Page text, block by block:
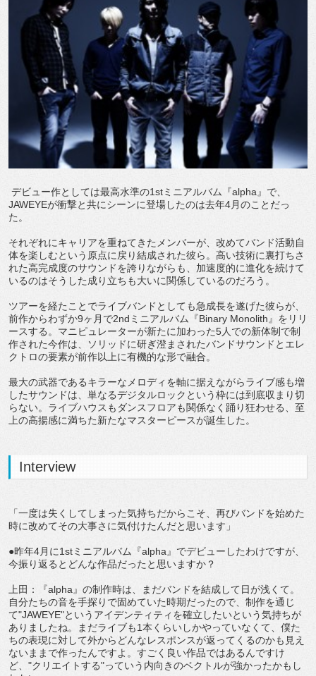
デビュー作としては最高水準の1stミニアルバム『alpha』で、
JAWEYEが衝撃と共にシーンに登場したのは去年4月のことだっ
た。
それぞれにキャリアを重ねてきたメンバーが、改めてバンド活動自
体を楽しむという原点に戻り結成された彼ら。高い技術に裏打ちさ
れた高完成度のサウンドを誇りながらも、加速度的に進化を続けて
いるのはそうした成り立ちも大いに関係しているのだろう。
ツアーを経たことでライブバンドとしても急成長を遂げた彼らが、
前作からわずか9ヶ月で2ndミニアルバム『Binary Monolith』をリリ
ースする。マニピュレーターが新たに加わった5人での新体制で制
作された今作は、ソリッドに研ぎ澄まされたバンドサウンドとエレ
クトロの要素が前作以上に有機的な形で融合。
最大の武器であるキラーなメロディを軸に据えながらライブ感も増
したサウンドは、単なるデジタルロックという枠には到底収まり切
らない。ライブハウスもダンスフロアも関係なく踊り狂わせる、至
上の高揚感に満ちた新たなマスターピースが誕生した。
Interview
「一度は失くしてしまった気持ちだからこそ、再びバンドを始めた
時に改めてその大事さに気付けたんだと思います」
●昨年4月に1stミニアルバム『alpha』でデビューしたわけですが、
今振り返るとどんな作品だったと思いますか？
上田：『alpha』の制作時は、まだバンドを結成して日が浅くて。
自分たちの音を手探りで固めていた時期だったので、制作を通じ
て"JAWEYE"というアイデンティティを確立したいという気持ちが
ありましたね。まだライブも1本くらいしかやっていなくて、僕た
ちの表現に対して外からどんなレスポンスが返ってくるのかも見え
ないままで作ったんですよ。すごく良い作品ではあるんですけ
ど、"クリエイトする"っていう内向きのベクトルが強かったかもし